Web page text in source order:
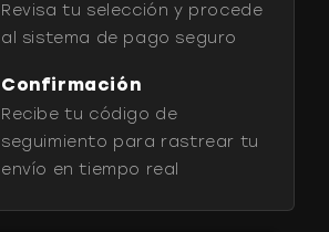
Revisa tu selección y procede
al sistema de pago seguro
Confirmación
Recibe tu código de
seguimiento para rastrear tu
envío en tiempo real